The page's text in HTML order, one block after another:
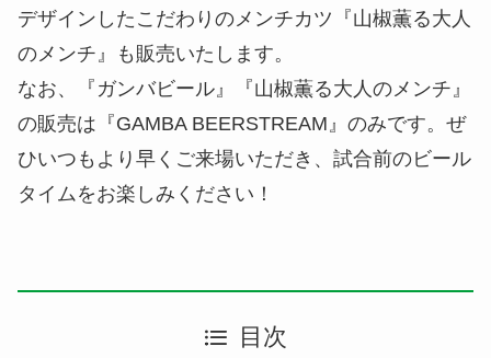
デザインしたこだわりのメンチカツ『山椒薫る大人
のメンチ』も販売いたします。
なお、『ガンバビール』『山椒薫る大人のメンチ』
の販売は『GAMBA BEERSTREAM』のみです。ぜ
ひいつもより早くご来場いただき、試合前のビール
タイムをお楽しみください！
目次